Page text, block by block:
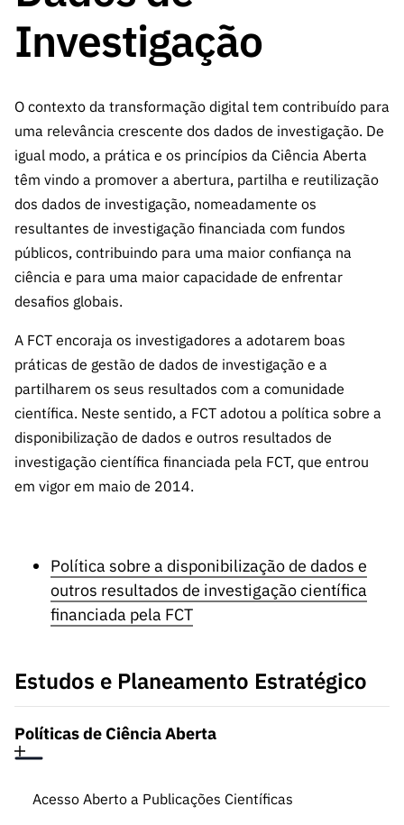
Apoios
Prémios
Outros
Apoios
e Informação
estatísticos para fins
científicos – Protocolo
INE/DGEEC/FCT
Balcão da Ciência
Newsletter
Agenda
Publicações
Newsletter
Subscrever
Direct Mail
de
FCT
90 Segundos
de Ciência
de
Concursos
Comunicado
s
Transparência
Estratégico
Documentos de Gestão
Apoios Comunitários
Contactos
Acreditaç
ão,
Certificaç
ão e
Benefícios
Fiscais
Recrutam
ento,
Serviços e
Parcerias
Consultas
públicas
Manifesta
ções de
digitais da
FCT
Apoios
PRR –
Investigação
O contexto da transformação digital tem contribuído para
uma relevância crescente dos dados de investigação. De
igual modo, a prática e os princípios da Ciência Aberta
têm vindo a promover a abertura, partilha e reutilização
dos dados de investigação, nomeadamente os
resultantes de investigação financiada com fundos
públicos, contribuindo para uma maior confiança na
ciência e para uma maior capacidade de enfrentar
desafios globais.
A FCT encoraja os investigadores a adotarem boas
práticas de gestão de dados de investigação e a
partilharem os seus resultados com a comunidade
científica. Neste sentido, a FCT adotou a política sobre a
disponibilização de dados e outros resultados de
investigação científica financiada pela FCT, que entrou
em vigor em maio de 2014.
Política sobre a disponibilização de dados e
outros resultados de investigação científica
financiada pela FCT
Estudos e Planeamento Estratégico
Políticas de Ciência Aberta
Acesso Aberto a Publicações Científicas